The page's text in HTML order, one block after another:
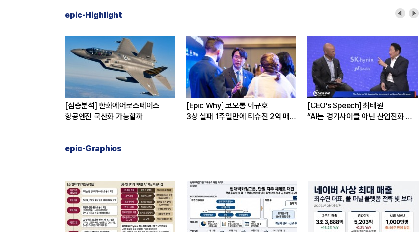
epic-Highlight
[심층분석] 한화에어로스페이스
항공엔진 국산화 가능할까
[Epic Why] 코오롱 이규호
3상 실패 1주일만에 티슈진 2억 매
[CEO’s Speech] 최태원
“AI는 경기사이클 아닌 산업진화 그
epic-Graphics